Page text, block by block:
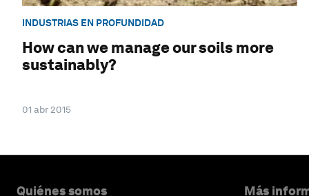
INDUSTRIAS EN PROFUNDIDAD
How can we manage our soils more
sustainably?
01 abr 2015
Quiénes somos Más